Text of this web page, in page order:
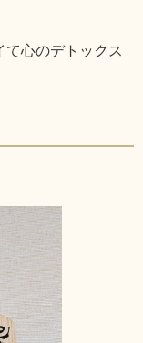
心のデトックス